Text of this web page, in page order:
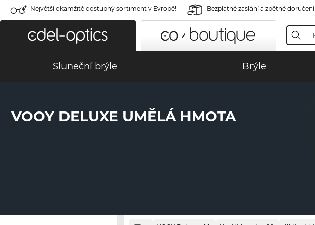
Největší okamžitě dostupný sortiment v Evropě! Bezplatné zaslání a zpětné doručení
Sluneční brýle Brýle
VOOY DELUXE UMĚLÁ HMOTA